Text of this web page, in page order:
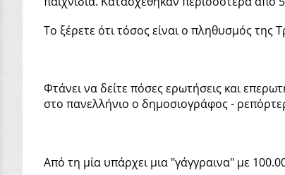
Το ξέρετε ότι τόσος είναι ο πληθυσμός της
Φτάνει να δείτε πόσες ερωτήσεις και
στο πανελλήνιο ο δημοσιογράφος -
Από τη μία υπάρχει μια "γάγγραινα" με